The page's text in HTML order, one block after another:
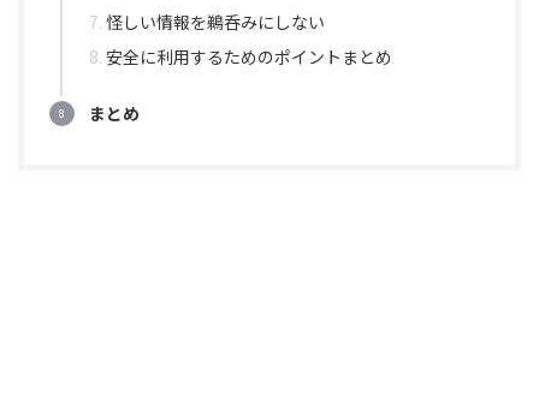
怪しい情報を鵜呑みにしない
安全に利用するためのポイントまとめ
まとめ